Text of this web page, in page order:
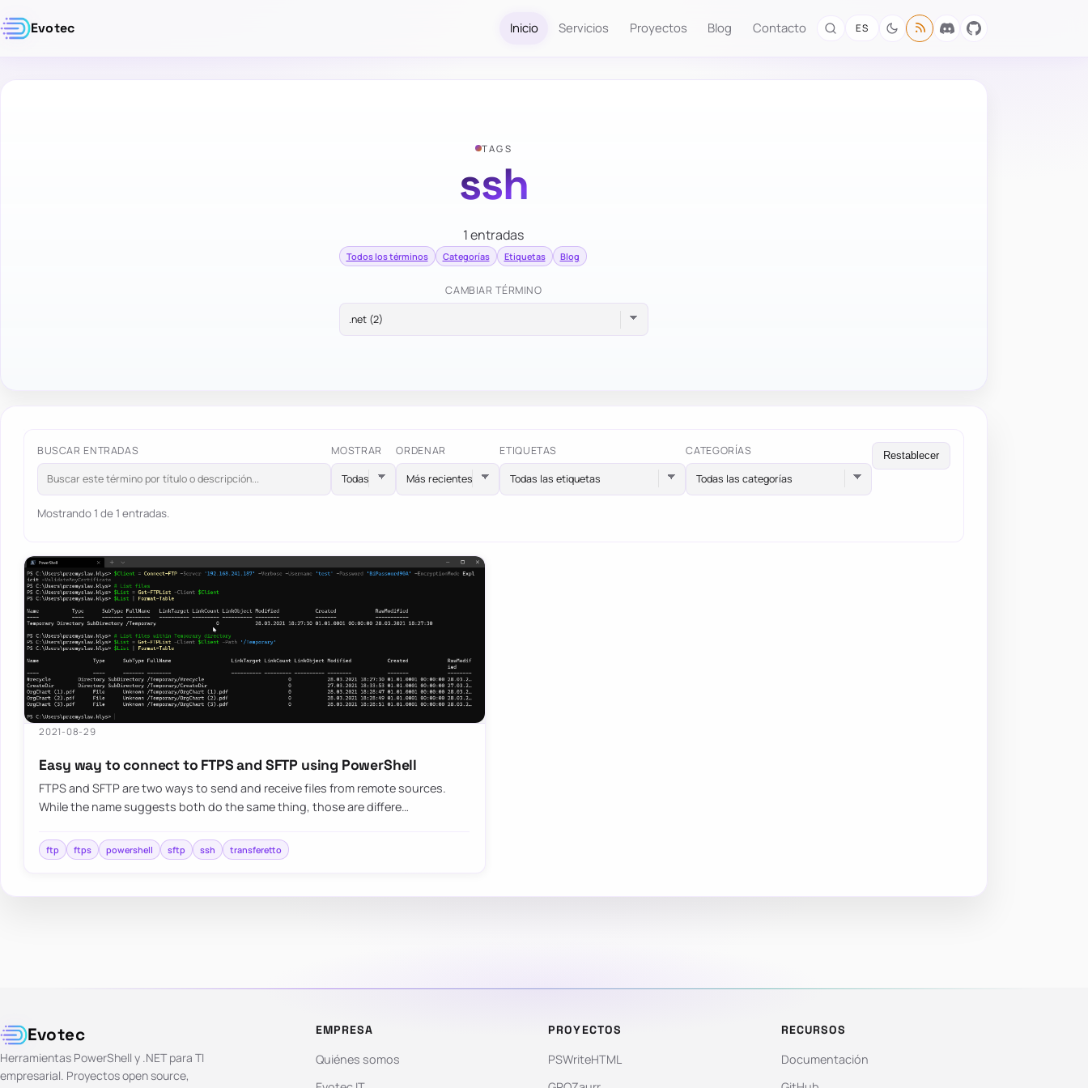
Evotec Inicio Servicios Proyectos Blog Contacto ES
TAGS
ssh
1 entradas
Todos los términos Categorías Etiquetas Blog
CAMBIAR TÉRMINO
BUSCAR ENTRADAS MOSTRAR ORDENAR ETIQUETAS
Todas las etiquetas
CATEGORÍAS
Todas las categorías
Restablecer
Mostrando 1 de 1 entradas.
2021-08-29
Easy way to connect to FTPS and SFTP using PowerShell
FTPS and SFTP are two ways to send and receive files from remote sources.
While the name suggests both do the same thing, those are differe…
ftp ftps powershell sftp ssh transferetto
Evotec
Herramientas PowerShell y .NET para TI
empresarial. Proyectos open source,
EMPRESA
Quiénes somos
PROYECTOS
PSWriteHTML
RECURSOS
Documentación